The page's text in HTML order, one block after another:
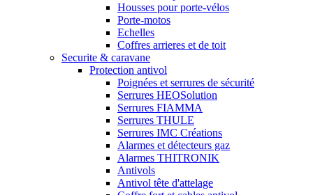
Housses pour porte-vélos
Porte-motos
Echelles
Coffres arrieres et de toit
Securite & caravane
Protection antivol
Poignées et serrures de sécurité
Serrures HEOSolution
Serrures FIAMMA
Serrures THULE
Serrures IMC Créations
Alarmes et détecteurs gaz
Alarmes THITRONIK
Antivols
Antivol tête d'attelage